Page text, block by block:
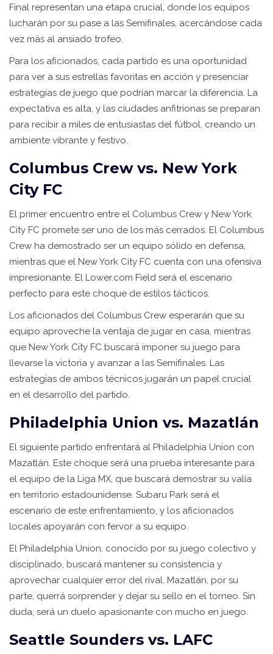
Final representan una etapa crucial, donde los equipos
lucharán por su pase a las Semifinales, acercándose cada
vez más al ansiado trofeo.
Para los aficionados, cada partido es una oportunidad
para ver a sus estrellas favoritas en acción y presenciar
estrategias de juego que podrían marcar la diferencia. La
expectativa es alta, y las ciudades anfitrionas se preparan
para recibir a miles de entusiastas del fútbol, creando un
ambiente vibrante y festivo.
Columbus Crew vs. New York
City FC
El primer encuentro entre el Columbus Crew y New York
City FC promete ser uno de los más cerrados. El Columbus
Crew ha demostrado ser un equipo sólido en defensa,
mientras que el New York City FC cuenta con una ofensiva
impresionante. El Lower.com Field será el escenario
perfecto para este choque de estilos tácticos.
Los aficionados del Columbus Crew esperarán que su
equipo aproveche la ventaja de jugar en casa, mientras
que New York City FC buscará imponer su juego para
llevarse la victoria y avanzar a las Semifinales. Las
estrategias de ambos técnicos jugarán un papel crucial
en el desarrollo del partido.
Philadelphia Union vs. Mazatlán
El siguiente partido enfrentará al Philadelphia Union con
Mazatlán. Este choque será una prueba interesante para
el equipo de la Liga MX, que buscará demostrar su valía
en territorio estadounidense. Subaru Park será el
escenario de este enfrentamiento, y los aficionados
locales apoyarán con fervor a su equipo.
El Philadelphia Union, conocido por su juego colectivo y
disciplinado, buscará mantener su consistencia y
aprovechar cualquier error del rival. Mazatlán, por su
parte, querrá sorprender y dejar su sello en el torneo. Sin
duda, será un duelo apasionante con mucho en juego.
Seattle Sounders vs. LAFC